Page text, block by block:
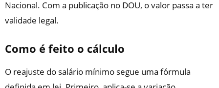
Nacional. Com a publicação no DOU, o valor passa a ter
validade legal.
Como é feito o cálculo
O reajuste do salário mínimo segue uma fórmula